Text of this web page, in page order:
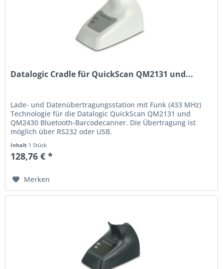
Datalogic Cradle für QuickScan QM2131 und...
Lade- und Datenübertragungsstation mit Funk (433 MHz)
Technologie für die Datalogic QuickScan QM2131 und
QM2430 Bluetooth-Barcodecanner. Die Übertragung ist
möglich über RS232 oder USB.
Inhalt 1 Stück
128,76 € *
Merken